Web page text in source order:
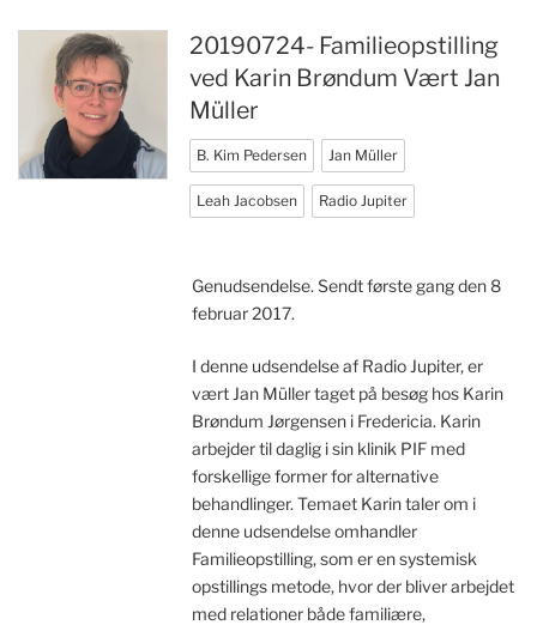
20190724- Familieopstilling
ved Karin Brøndum Vært Jan
Müller
B. Kim Pedersen Jan Müller
Leah Jacobsen Radio Jupiter
Genudsendelse. Sendt første gang den 8
februar 2017.
I denne udsendelse af Radio Jupiter, er
vært Jan Müller taget på besøg hos Karin
Brøndum Jørgensen i Fredericia. Karin
arbejder til daglig i sin klinik PIF med
forskellige former for alternative
behandlinger. Temaet Karin taler om i
denne udsendelse omhandler
Familieopstilling, som er en systemisk
opstillings metode, hvor der bliver arbejdet
med relationer både familiære,